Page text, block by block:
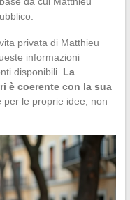
privata di Matthieu
informazioni
disponibili. La
è coerente con la sua
per le proprie idee, non